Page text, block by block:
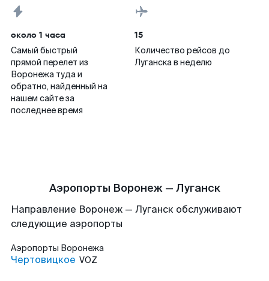
около 1 часа
Самый быстрый
прямой перелет из
Воронежа туда и
обратно, найденный на
нашем сайте за
последнее время
15
Количество рейсов до
Луганска в неделю
Аэропорты Воронеж — Луганск
Направление Воронеж — Луганск обслуживают
следующие аэропорты
Аэропорты Воронежа
Чертовицкое VOZ